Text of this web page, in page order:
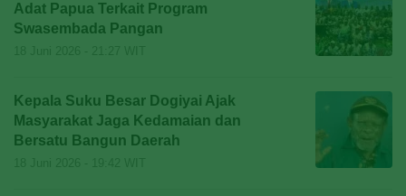
Adat Papua Terkait Program
Swasembada Pangan
Kepala Suku Besar Dogiyai Ajak
Masyarakat Jaga Kedamaian dan
Bersatu Bangun Daerah